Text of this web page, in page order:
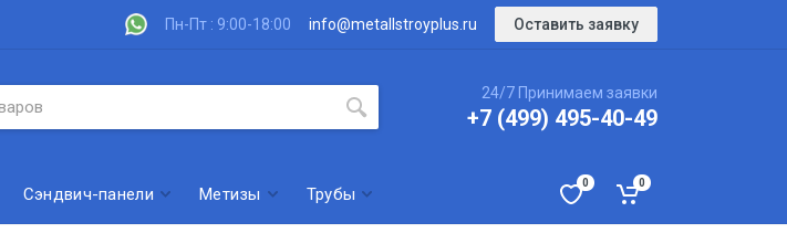
Пн-Пт : 9:00-18:00 info@metallstroyplus.ru Оставить заявку
24/7 Принимаем заявки
+7 (499) 495-40-49
Сэндвич-панели Метизы Трубы
0 0